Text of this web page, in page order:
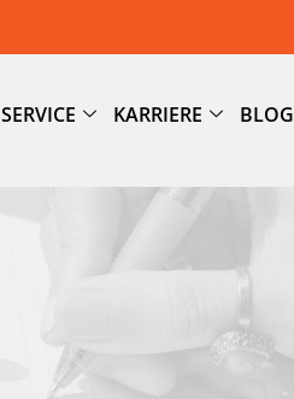
SERVICE KARRIERE BLOG